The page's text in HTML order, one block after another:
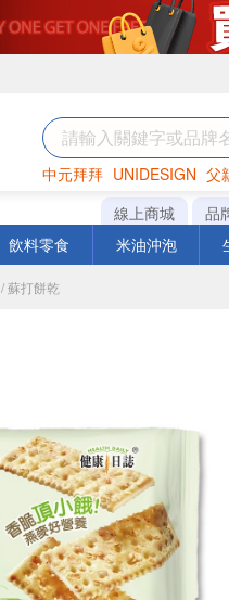
中元拜拜 UNIDESIGN 父
巧克力 罐頭 衛生紙
線上商城 品
飲料零食 米油沖泡
/ 蘇打餅乾